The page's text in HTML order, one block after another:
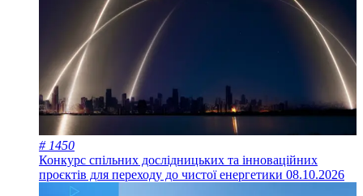
# 1450
Конкурс спільних дослідницьких та інноваційних
проєктів для переходу до чистої енергетики 08.10.2026